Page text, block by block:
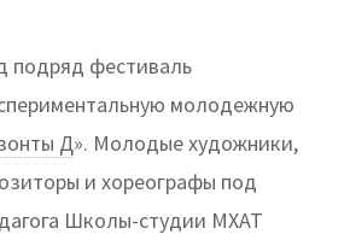
подряд фестиваль
молодежную
Д». Молодые художники,
и хореографы под
Школы-студии МХАТ